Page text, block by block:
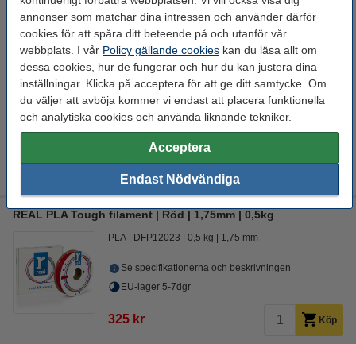
annonser som matchar dina intressen och använder därför
cookies för att spåra ditt beteende på och utanför vår
webbplats. I vår Policy gällande cookies kan du läsa allt om
dessa cookies, hur de fungerar och hur du kan justera dina
inställningar. Klicka på acceptera för att ge ditt samtycke. Om
du väljer att avböja kommer vi endast att placera funktionella
och analytiska cookies och använda liknande tekniker.
Acceptera
Endast Nödvändiga
Färg:
Svart Vit
Vikt:
1 kg 3 kg
REAL PLA Tough filament | Röd | 1,75mm | 0,5kg
PLA DFP12023 0,5 kg 1,75 mm
Se specifikationerna och beskrivningen
EU-lager 5-7dgr
325 kr Köp